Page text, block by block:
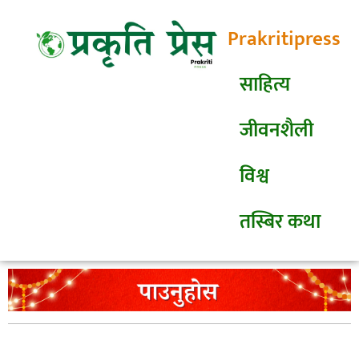
Prakritipress
साहित्य
जीवनशैली
विश्व
तस्बिर कथा